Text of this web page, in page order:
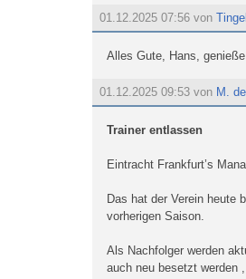
01.12.2025 07:56 von
Alles Gute, Hans,
01.12.2025 09:53 von M.
Trainer entlassen
Eintracht Frankfurt’s
Das hat der Verein heute
vorherigen Saison.
Als Nachfolger werden
auch neu besetzt werden